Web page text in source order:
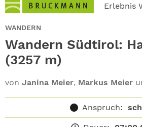
Erlebnis
WANDERN
Wandern Südtirol:
(3257 m)
von Janina Meier, Markus Meier
Anspruch:
ABO
GEWINNEN
NEWSLETTER
SHOP